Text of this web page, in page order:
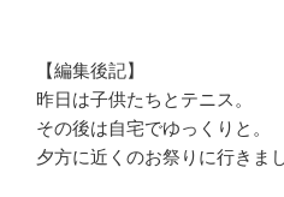
【編集後記】
昨日は子供たちとテニス。
その後は自宅でゆっくりと。
夕方に近くのお祭りに行きまし